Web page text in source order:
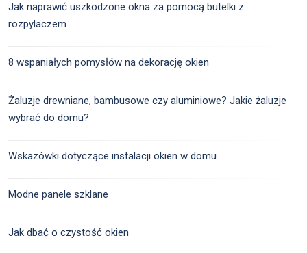
Jak naprawić uszkodzone okna za pomocą butelki z
rozpylaczem
8 wspaniałych pomysłów na dekorację okien
Żaluzje drewniane, bambusowe czy aluminiowe? Jakie żaluzje
wybrać do domu?
Wskazówki dotyczące instalacji okien w domu
Modne panele szklane
Jak dbać o czystość okien